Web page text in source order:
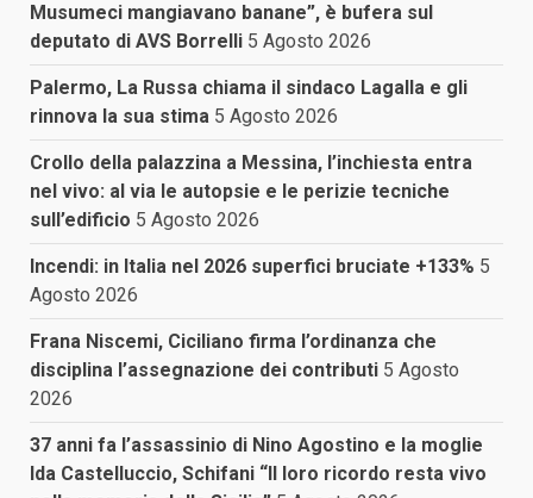
Musumeci mangiavano banane”, è bufera sul
deputato di AVS Borrelli 5 Agosto 2026
Palermo, La Russa chiama il sindaco Lagalla e gli
rinnova la sua stima 5 Agosto 2026
Crollo della palazzina a Messina, l’inchiesta entra
nel vivo: al via le autopsie e le perizie tecniche
sull’edificio 5 Agosto 2026
Incendi: in Italia nel 2026 superfici bruciate +133% 5
Agosto 2026
Frana Niscemi, Ciciliano firma l’ordinanza che
disciplina l’assegnazione dei contributi 5 Agosto
2026
37 anni fa l’assassinio di Nino Agostino e la moglie
Ida Castelluccio, Schifani “Il loro ricordo resta vivo